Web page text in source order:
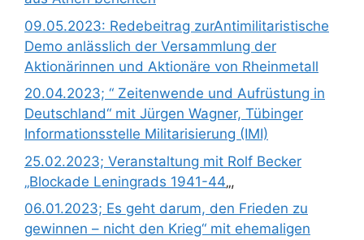
09.05.2023: Redebeitrag zurAntimilitaristische
Demo anlässlich der Versammlung der
Aktionärinnen und Aktionäre von Rheinmetall
20.04.2023; “ Zeitenwende und Aufrüstung in
Deutschland“ mit Jürgen Wagner, Tübinger
Informationsstelle Militarisierung (IMI)
25.02.2023; Veranstaltung mit Rolf Becker
„Blockade Leningrads 1941-44„,
06.01.2023; Es geht darum, den Frieden zu
gewinnen – nicht den Krieg“ mit ehemaligen